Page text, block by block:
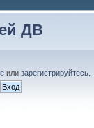
ДВ
или зарегистрируйтесь